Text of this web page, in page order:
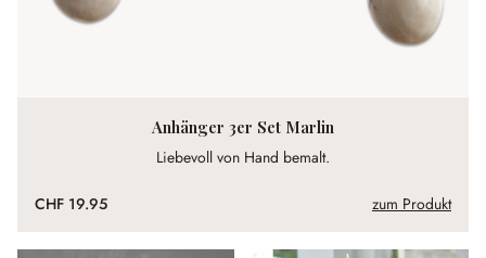
Anhänger 3er Set Marlin
Liebevoll von Hand bemalt.
CHF 19.95 zum Produkt